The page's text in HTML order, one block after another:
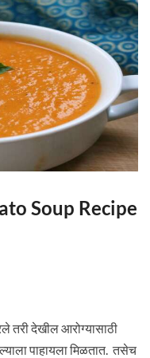
Soup Recipe
तरी देखील आरोग्यासाठी
पाहायला मिळतात. तसेच